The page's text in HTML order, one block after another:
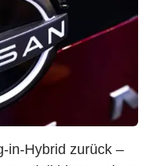
in-Hybrid zurück –